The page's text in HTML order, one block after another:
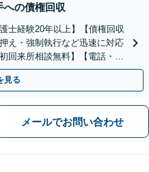
への債権回収
士経験20年以上】【債権回収
え・強制執行など迅速に対応
回来所相談無料】【電話・W
見る
メールでお問い合わせ